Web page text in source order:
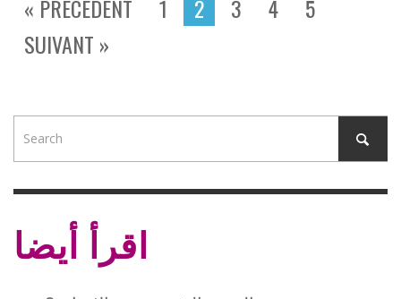
« PRÉCÉDENT 1 2 3 4
5
SUIVANT »
اقرأ أيضا